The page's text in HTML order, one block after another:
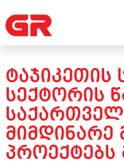
ᲢᲐᲯᲘᲙᲔᲗᲘᲡ
ᲡᲔᲥᲢᲝᲠᲘᲡ
ᲛᲘᲛᲓᲘᲜᲐᲠᲔ
ᲞᲠᲝᲔᲥᲢᲔᲑᲡ